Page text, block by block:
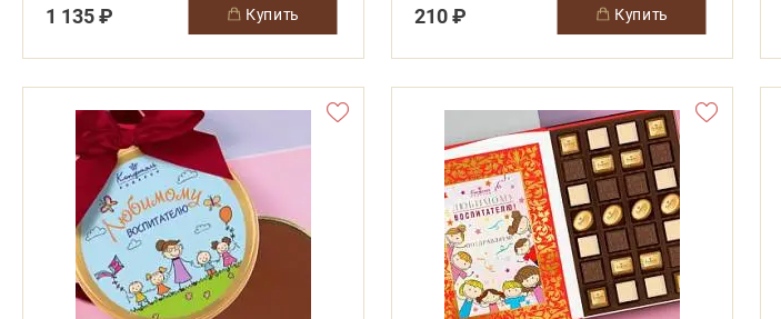
1 135 ₽ купить 210 ₽ купить